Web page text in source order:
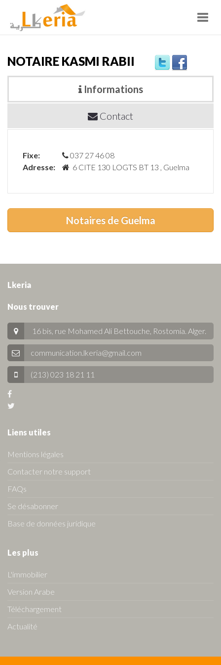
NOTAIRE KASMI RABII
Informations
Contact
Fixe:
037 27 46 08
Adresse:
6 CITE 130 LOGTS BT 13 , Guelma
Notaires de Guelma
Lkeria
Nous trouver
16 bis, rue Mohamed Ali Bettouche, Rostomia. Alger.
communication.lkeria@gmail.com
(213) 023 18 21 11
Liens utiles
Mentions légales
Contacter notre support
FAQs
Se désabonner
Base de données juridique
Les plus
L'immobilier
Version Arabe
Téléchargement
Actualité